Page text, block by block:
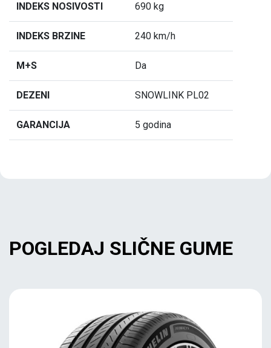
INDEKS NOSIVOSTI 690 kg
INDEKS BRZINE 240 km/h
M+S Da
DEZENI SNOWLINK PL02
GARANCIJA 5 godina
POGLEDAJ SLIČNE GUME